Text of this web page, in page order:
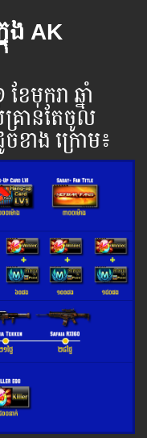
ង AK
មករា ឆ្នាំ​
រាន់​តែ​ចូល​
ចខាង ​ក្រោម​៖